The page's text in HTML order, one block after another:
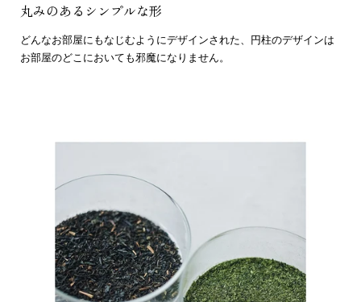
丸みのあるシンプルな形
どんなお部屋にもなじむようにデザインされた、円柱のデザインは
お部屋のどこにおいても邪魔になりません。